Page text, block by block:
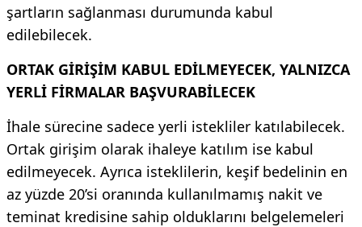
şartların sağlanması durumunda kabul
edilebilecek.
ORTAK GİRİŞİM KABUL EDİLMEYECEK, YALNIZCA
YERLİ FİRMALAR BAŞVURABİLECEK
İhale sürecine sadece yerli istekliler katılabilecek.
Ortak girişim olarak ihaleye katılım ise kabul
edilmeyecek. Ayrıca isteklilerin, keşif bedelinin en
az yüzde 20’si oranında kullanılmamış nakit ve
teminat kredisine sahip olduklarını belgelemeleri